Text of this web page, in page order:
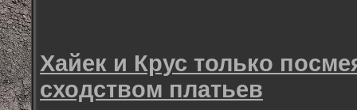
Хайек и Крус только
сходством платьев